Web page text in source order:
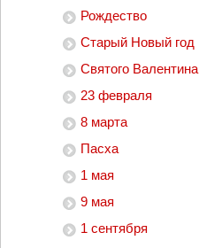
Рождество
Старый Новый год
Святого Валентина
23 февраля
8 марта
Пасха
1 мая
9 мая
1 сентября